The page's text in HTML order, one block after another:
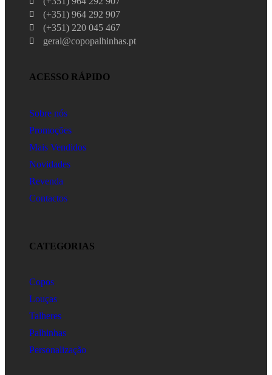
(+351) 964 292 907
(+351) 220 045 467
geral@copopalhinhas.pt
ACESSO RÁPIDO
Sobre nós
Promoções
Mais Vendidos
Novidades
Revenda
Contactos
CATEGORIAS
Copos
Louças
Talheres
Palhinhas
Personalização